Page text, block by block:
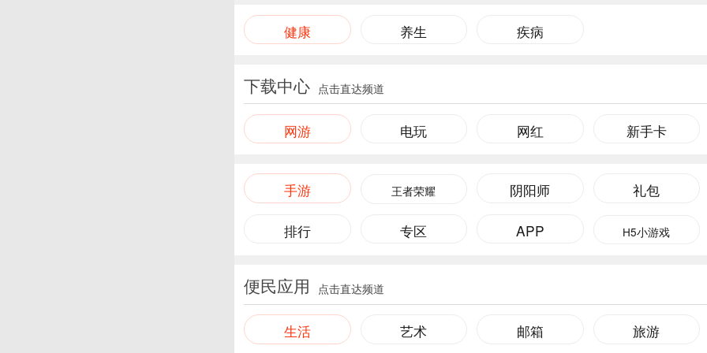
健康 养生 疾病
下载中心 点击直达频道
网游 电玩 网红 新手卡
手游 王者荣耀 阴阳师 礼包
排行 专区 APP H5小游戏
便民应用 点击直达频道
生活 艺术 邮箱 旅游